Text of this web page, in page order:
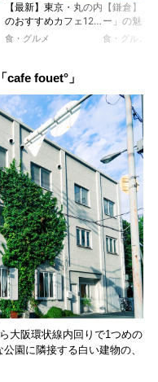
【最新】東京・丸の内
のおすすめカフェ12
選｜ひとりでゆったり
るカフェ、優雅なホテ
食・グルメ
【鎌倉】「
ー」の魅力
説！ 定番商
食・グルメ
fouet°」
大阪環状線内回りで1つめの
園に隣接する白い建物の、